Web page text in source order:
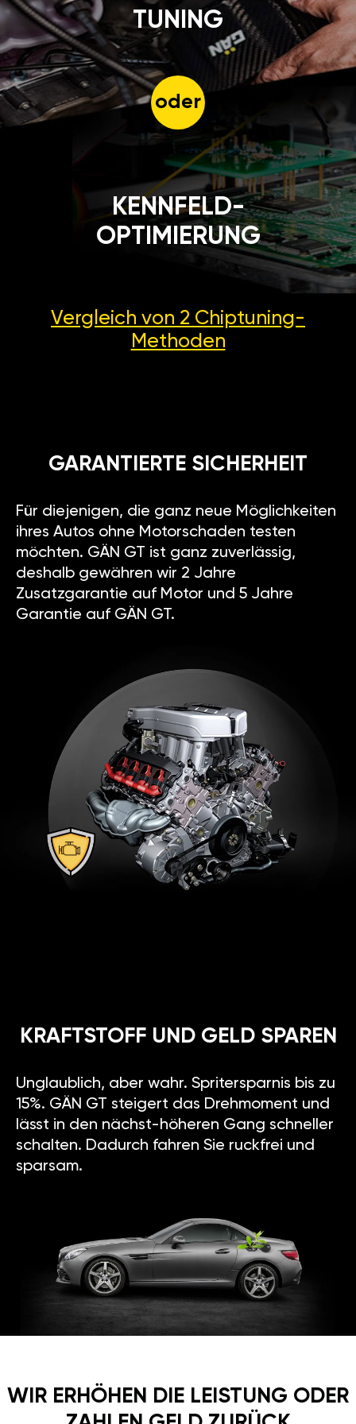
TUNING
oder
KENNFELD-
OPTIMIERUNG
Vergleich von 2 Chiptuning-
Methoden
GARANTIERTE SICHERHEIT
Für diejenigen, die ganz neue Möglichkeiten
ihres Autos ohne Motorschaden testen
möchten. GÄN GT ist ganz zuverlässig,
deshalb gewähren wir 2 Jahre
Zusatzgarantie auf Motor und 5 Jahre
Garantie auf GÄN GT.
KRAFTSTOFF UND GELD SPAREN
Unglaublich, aber wahr. Spritersparnis bis zu
15%. GÄN GT steigert das Drehmoment und
lässt in den nächst-höheren Gang schneller
schalten. Dadurch fahren Sie ruckfrei und
sparsam.
WIR ERHÖHEN DIE LEISTUNG ODER